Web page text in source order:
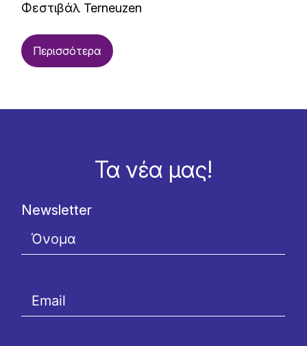
Φεστιβάλ Terneuzen
Περισσότερα
Τα νέα μας!
Newsletter